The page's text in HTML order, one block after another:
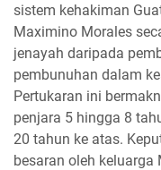
sistem kehakiman
Maximino Morales
jenayah daripada
pembunuhan dalam
Pertukaran ini
penjara 5 hingga 8
20 tahun ke atas.
besaran oleh